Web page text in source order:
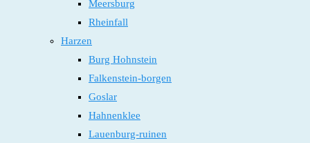
Meersburg
Rheinfall
Harzen
Burg Hohnstein
Falkenstein-borgen
Goslar
Hahnenklee
Lauenburg-ruinen